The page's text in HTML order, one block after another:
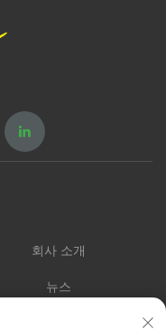
회사 소개
뉴스